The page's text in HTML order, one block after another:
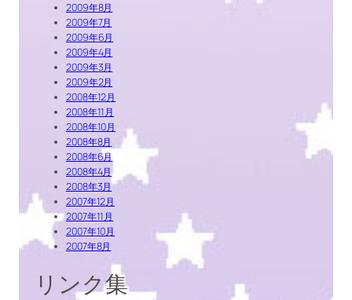
2009年8月
2009年7月
2009年6月
2009年4月
2009年3月
2009年2月
2008年12月
2008年11月
2008年10月
2008年8月
2008年6月
2008年4月
2008年3月
2007年12月
2007年11月
2007年10月
2007年8月
リンク集